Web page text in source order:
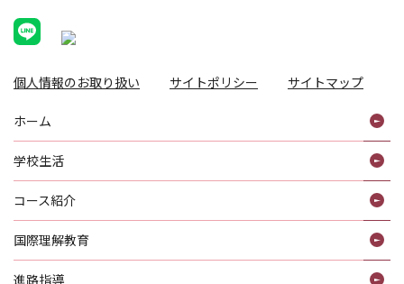
個人情報のお取り扱い サイトポリシー サイトマップ
ホーム
学校生活
コース紹介
国際理解教育
進路指導